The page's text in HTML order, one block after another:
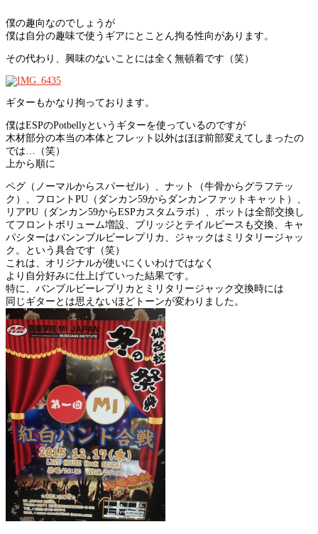
僕の趣向なのでしょうが
僕は自分の趣味で使うギアにとことん拘る性向があります。
その代わり、興味のないことには全く無頓着です（笑）
ギターもかなり拘っております。
僕はESPのPotbellyというギターを使っているのですが
木材部分の本当の本体とフレット以外はほぼ前部変えてしまったの
では…（笑）
上から順に
ペグ（ノーマルからスパーゼル）、ナット（牛骨からグラフテッ
ク）、フロントPU（ダンカン59からダンカンファットキャット）、
リアPU（ダンカン59からESPカスタムラボ）、ポットは全部交換し
てフロントボリューム増設、ブリッジとテイルピースも交換、キャ
パシターはバンンブルビーレプリカ、ジャックはミリタリージャッ
ク。という具合です（笑）
これは、オリジナルが使いにくいわけではなく
より自分好みに仕上げていった結果です。
特に、バンブルビーレプリカとミリタリージャック交換時には
同じギターとは思えないほどトーンが変わりました。